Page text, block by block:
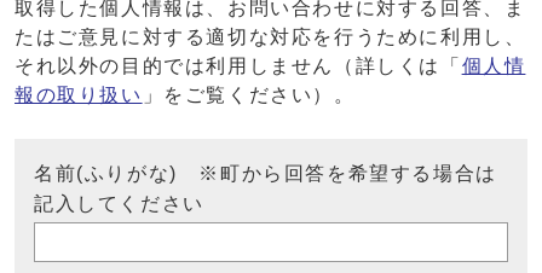
取得した個人情報は、お問い合わせに対する回答、ま
たはご意見に対する適切な対応を行うために利用し、
それ以外の目的では利用しません（詳しくは「 個人情
報の取り扱い 」をご覧ください）。
名前(ふりがな) ※町から回答を希望する場合は
記入してください